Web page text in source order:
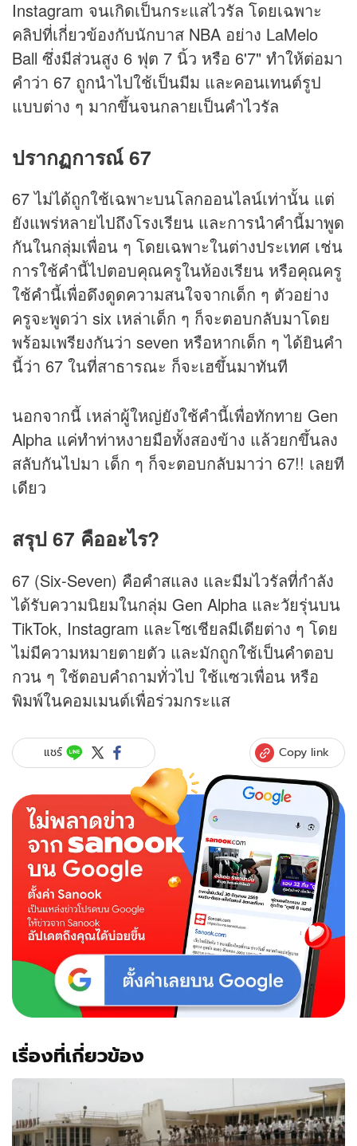
Instagram จนเกิดเป็นกระแสไวรัล โดยเฉพาะ
คลิปที่เกี่ยวข้องกับนักบาส NBA อย่าง LaMelo
Ball ซึ่งมีส่วนสูง 6 ฟุต 7 นิ้ว หรือ 6'7" ทำให้ต่อมา
คำว่า 67 ถูกนำไปใช้เป็นมีม และคอนเทนต์รูป
แบบต่าง ๆ มากขึ้นจนกลายเป็นคำไวรัล
ปรากฏการณ์ 67
67 ไม่ได้ถูกใช้เฉพาะบนโลกออนไลน์เท่านั้น แต่
ยังแพร่หลายไปถึงโรงเรียน และการนำคำนี้มาพูด
กันในกลุ่มเพื่อน ๆ โดยเฉพาะในต่างประเทศ เช่น
การใช้คำนี้ไปตอบคุณครูในห้องเรียน หรือคุณครู
ใช้คำนี้เพื่อดึงดูดความสนใจจากเด็ก ๆ ตัวอย่าง
ครูจะพูดว่า six เหล่าเด็ก ๆ ก็จะตอบกลับมาโดย
พร้อมเพรียงกันว่า seven หรือหากเด็ก ๆ ได้ยินคำ
นี้ว่า 67 ในที่สาธารณะ ก็จะเฮขึ้นมาทันที
นอกจากนี้ เหล่าผู้ใหญ่ยังใช้คำนี้เพื่อทักทาย Gen
Alpha แค่ทำท่าหงายมือทั้งสองข้าง แล้วยกขึ้นลง
สลับกันไปมา เด็ก ๆ ก็จะตอบกลับมาว่า 67!! เลยที
เดียว
สรุป 67 คืออะไร?
67 (Six-Seven) คือคำสแลง และมีมไวรัลที่กำลัง
ได้รับความนิยมในกลุ่ม Gen Alpha และวัยรุ่นบน
TikTok, Instagram และโซเชียลมีเดียต่าง ๆ โดย
ไม่มีความหมายตายตัว และมักถูกใช้เป็นคำตอบ
กวน ๆ ใช้ตอบคำถามทั่วไป ใช้แซวเพื่อน หรือ
พิมพ์ในคอมเมนต์เพื่อร่วมกระแส
แชร์ Copy link
เรื่องที่เกี่ยวข้อง